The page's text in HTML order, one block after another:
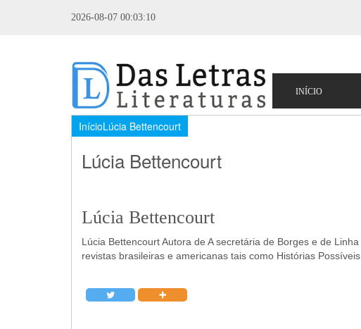
2026-08-07 00:03:10
InícioLúcia Bettencourt
Lúcia Bettencourt
Lúcia Bettencourt
Lúcia Bettencourt Autora de A secretária de Borges e de
revistas brasileiras e americanas tais como Histórias